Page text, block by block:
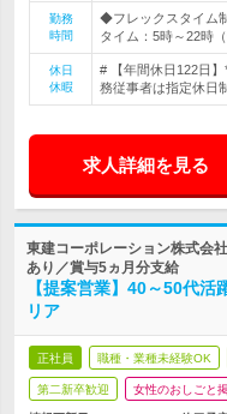
勤務
時間
◆フレックスタイム
タイム：5時～22時
休日
休暇
# 【年間休日122日
務従事者は指定休日
求人詳細を見る
東建コーポレーション株式会
あり／賞与5ヵ月分支給
【提案営業】40～50代
リア
正社員 職種・業種未経験OK
第二新卒歓迎 女性のおしごと